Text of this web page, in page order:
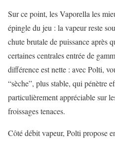
Sur ce point, les Vaporella les
épingle du jeu : la vapeur reste
chute brutale de puissance après
certaines centrales entrée de
différence est nette : avec Polti,
“sèche”, plus stable, qui pénètre
particulièrement appréciable sur
froissages tenaces.
Côté débit vapeur, Polti propose